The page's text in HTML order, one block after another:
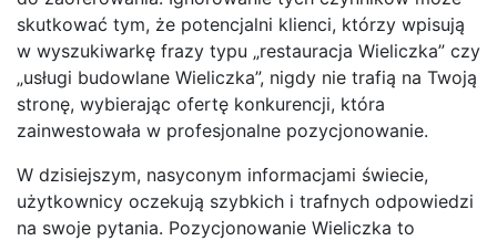
skutkować tym, że potencjalni klienci, którzy wpisują
w wyszukiwarkę frazy typu „restauracja Wieliczka” czy
„usługi budowlane Wieliczka”, nigdy nie trafią na Twoją
stronę, wybierając ofertę konkurencji, która
zainwestowała w profesjonalne pozycjonowanie.
W dzisiejszym, nasyconym informacjami świecie,
użytkownicy oczekują szybkich i trafnych odpowiedzi
na swoje pytania. Pozycjonowanie Wieliczka to